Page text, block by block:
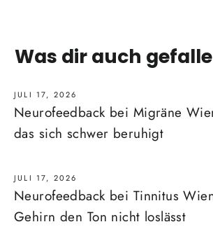
Was dir auch
JULI 17, 2026
Neurofeedback bei Migräne
das sich schwer beruhigt
JULI 17, 2026
Neurofeedback bei Tinnitus
Gehirn den Ton nicht loslässt